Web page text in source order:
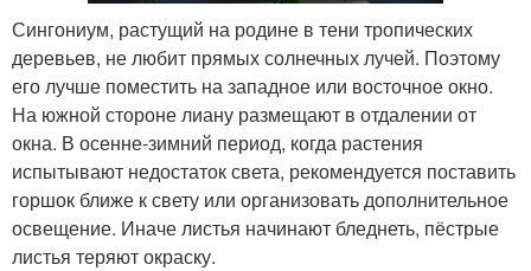
Сингониум, растущий на родине в тени тропических
деревьев, не любит прямых солнечных лучей. Поэтому
его лучше поместить на западное или восточное окно.
На южной стороне лиану размещают в отдалении от
окна. В осенне-зимний период, когда растения
испытывают недостаток света, рекомендуется поставить
горшок ближе к свету или организовать дополнительное
освещение. Иначе листья начинают бледнеть, пёстрые
листья теряют окраску.